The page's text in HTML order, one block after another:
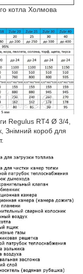
котла Холмова
Regulus RT4 Ø 3/4,
Знімний короб для